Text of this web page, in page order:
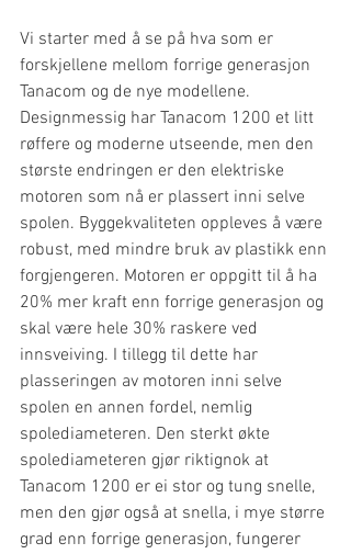
Vi starter med å se på hva som er
forskjellene mellom forrige generasjon
Tanacom og de nye modellene.
Designmessig har Tanacom 1200 et litt
røffere og moderne utseende, men den
største endringen er den elektriske
motoren som nå er plassert inni selve
spolen. Byggekvaliteten oppleves å være
robust, med mindre bruk av plastikk enn
forgjengeren. Motoren er oppgitt til å ha
20% mer kraft enn forrige generasjon og
skal være hele 30% raskere ved
innsveiving. I tillegg til dette har
plasseringen av motoren inni selve
spolen en annen fordel, nemlig
spolediameteren. Den sterkt økte
spolediameteren gjør riktignok at
Tanacom 1200 er ei stor og tung snelle,
men den gjør også at snella, i mye større
grad enn forrige generasjon, fungerer